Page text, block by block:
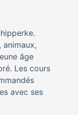
animaux,
âge
Les cours
avec ses